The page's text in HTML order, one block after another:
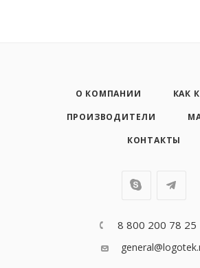
О КОМПАНИИ
КАК
ПРОИЗВОДИТЕЛИ
КОНТАКТЫ
8 800 200 78 25